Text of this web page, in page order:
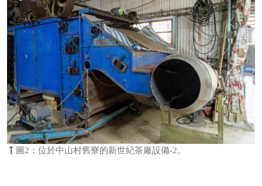
圖2：位於中山村舊寮的新世紀茶廠設備-2。